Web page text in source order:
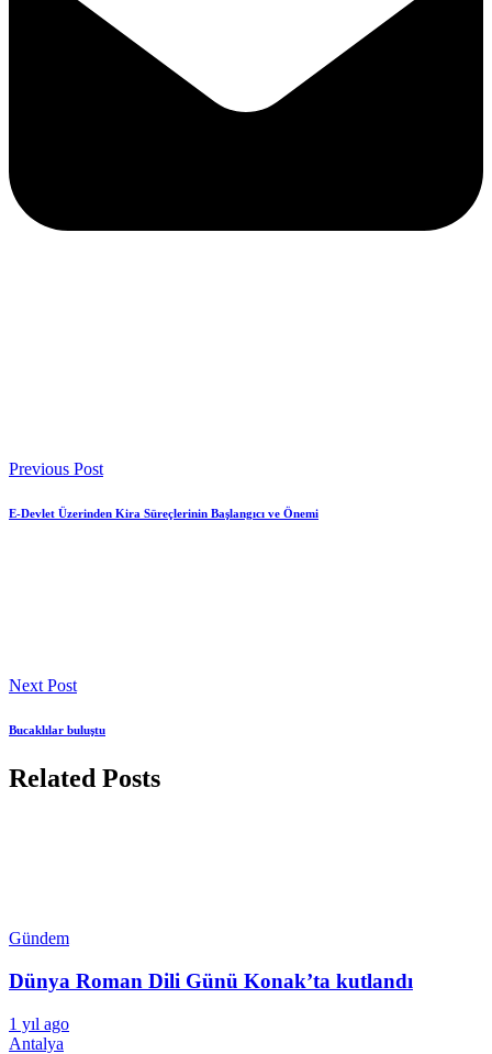
Previous Post
E-Devlet Üzerinden Kira Süreçlerinin Başlangıcı ve Önemi
Next Post
Bucaklılar buluştu
Related Posts
Gündem
Dünya Roman Dili Günü Konak’ta kutlandı
1 yıl ago
Antalya